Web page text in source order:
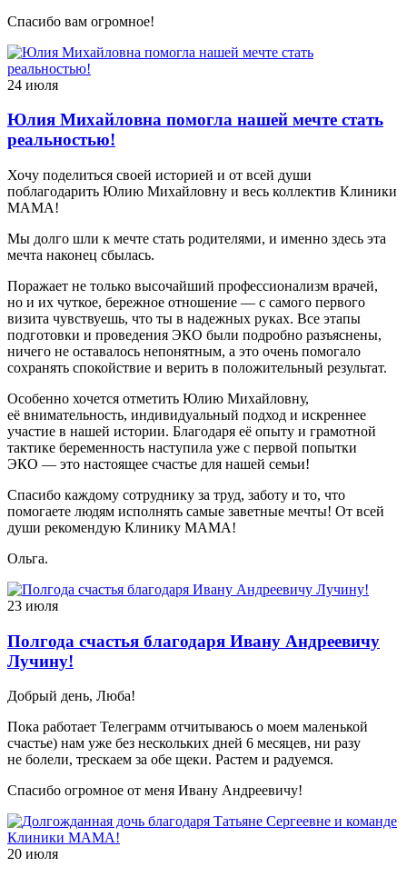
Спасибо вам огромное!
24 июля
Юлия Михайловна помогла нашей мечте стать
реальностью!
Хочу поделиться своей историей и от всей души
поблагодарить Юлию Михайловну и весь коллектив Клиники
МАМА!
Мы долго шли к мечте стать родителями, и именно здесь эта
мечта наконец сбылась.
Поражает не только высочайший профессионализм врачей,
но и их чуткое, бережное отношение — с самого первого
визита чувствуешь, что ты в надежных руках. Все этапы
подготовки и проведения ЭКО были подробно разъяснены,
ничего не оставалось непонятным, а это очень помогало
сохранять спокойствие и верить в положительный результат.
Особенно хочется отметить Юлию Михайловну,
её внимательность, индивидуальный подход и искреннее
участие в нашей истории. Благодаря её опыту и грамотной
тактике беременность наступила уже с первой попытки
ЭКО — это настоящее счастье для нашей семьи!
Спасибо каждому сотруднику за труд, заботу и то, что
помогаете людям исполнять самые заветные мечты! От всей
души рекомендую Клинику МАМА!
Ольга.
23 июля
Полгода счастья благодаря Ивану Андреевичу
Лучину!
Добрый день, Люба!
Пока работает Телеграмм отчитываюсь о моем маленькой
счастье) нам уже без нескольких дней 6 месяцев, ни разу
не болели, трескаем за обе щеки. Растем и радуемся.
Спасибо огромное от меня Ивану Андреевичу!
20 июля